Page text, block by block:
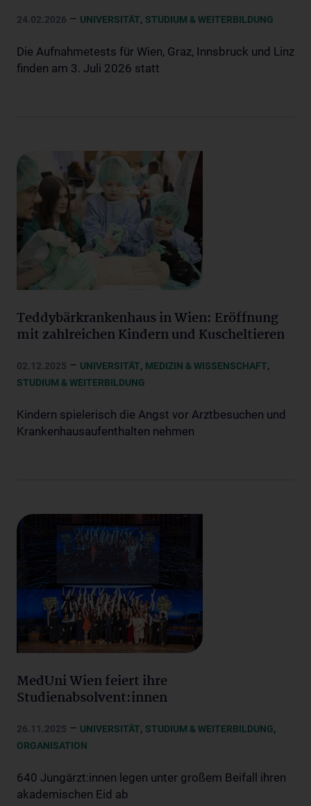
24.02.2026 – UNIVERSITÄT, STUDIUM & WEITERBILDUNG
Die Aufnahmetests für Wien, Graz, Innsbruck und Linz
finden am 3. Juli 2026 statt
Teddybärkrankenhaus in Wien: Eröffnung
mit zahlreichen Kindern und Kuscheltieren
02.12.2025 – UNIVERSITÄT, MEDIZIN & WISSENSCHAFT,
STUDIUM & WEITERBILDUNG
Kindern spielerisch die Angst vor Arztbesuchen und
Krankenhausaufenthalten nehmen
MedUni Wien feiert ihre
Studienabsolvent:innen
26.11.2025 – UNIVERSITÄT, STUDIUM & WEITERBILDUNG,
ORGANISATION
640 Jungärzt:innen legen unter großem Beifall ihren
akademischen Eid ab